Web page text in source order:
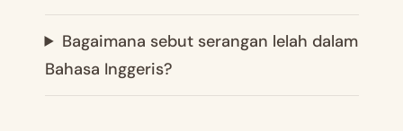
Bagaimana sebut serangan lelah dalam
Bahasa Inggeris?